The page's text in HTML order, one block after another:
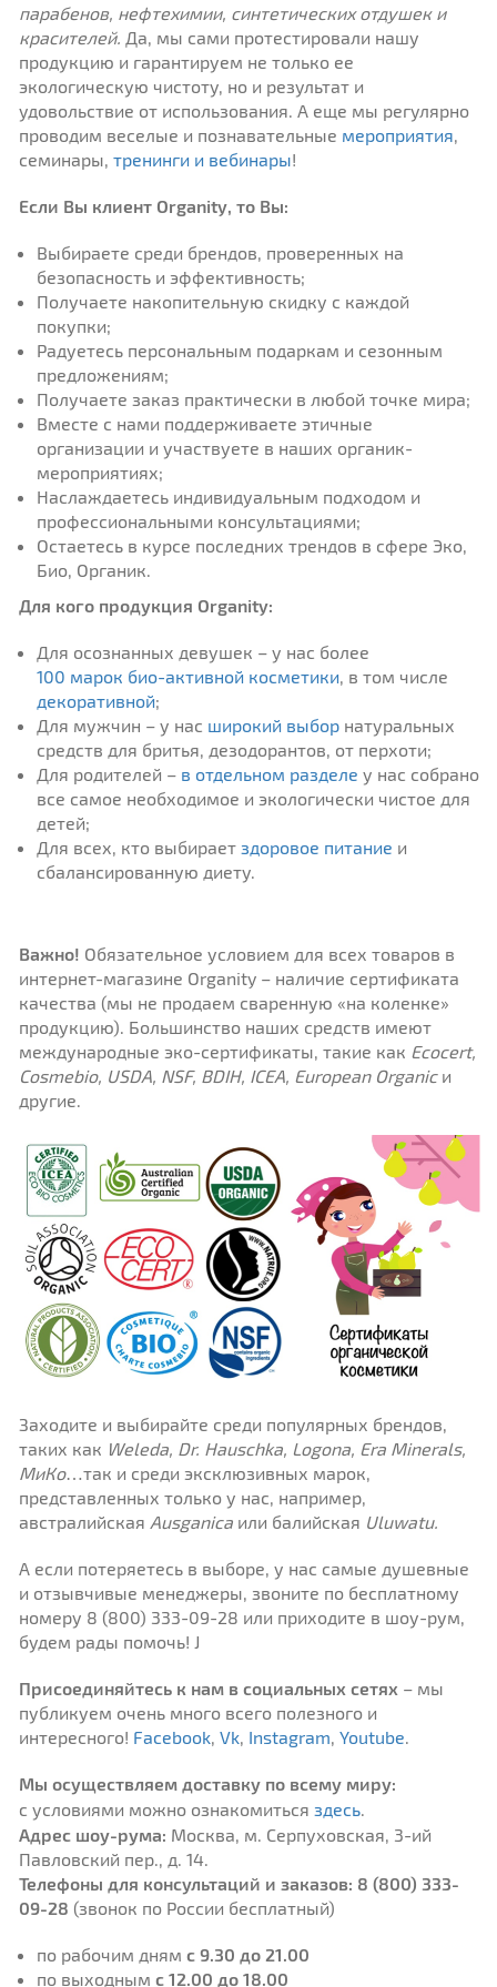
парабенов, нефтехимии, синтетических отдушек и
красителей. Да, мы сами протестировали нашу
продукцию и гарантируем не только ее
экологическую чистоту, но и результат и
удовольствие от использования. А еще мы регулярно
проводим веселые и познавательные мероприятия
семинары, тренинги и вебинары!
Если Вы клиент Organity , то Вы:
Выбираете среди брендов, проверенных на
безопасность и эффективность;
Получаете накопительную скидку с каждой
покупки;
Радуетесь персональным подаркам и сезонным
предложениям;
Получаете заказ практически в любой точке мира;
Вместе с нами поддерживаете этичные
организации и участвуете в наших органик-
мероприятиях;
Наслаждаетесь индивидуальным подходом и
профессиональными консультациями;
Остаетесь в курсе последних трендов в сфере Эко,
Био, Органик.
Для кого продукция Organity:
Для осознанных девушек – у нас более
100 марок био-активной косметики , в том числе
декоративной;
Для мужчин – у нас широкий выбор натуральных
средств для бритья, дезодорантов, от перхоти;
Для родителей – в отдельном разделе у нас собрано
все самое необходимое и экологически чистое для
детей;
Для всех, кто выбирает здоровое питание и
сбалансированную диету.
Важно! Обязательное условием для всех товаров в
интернет-магазине Organity – наличие сертификата
качества (мы не продаем сваренную «на коленке»
продукцию). Большинство наших средств имеют
международные эко-сертификаты, такие как Ecocert,
Cosmebio, USDA, NSF, BDIH, ICEA, European Organicи
другие.
Заходите и выбирайте среди популярных брендов,
таких как Weleda, Dr. Hauschka, Logona, Era Minerals,
МиКо…так и среди эксклюзивных марок,
представленных только у нас, например,
австралийская Ausganica или балийская Uluwatu.
А если потеряетесь в выборе, у нас самые душевные
и отзывчивые менеджеры, звоните по бесплатному
номеру 8 (800) 333-09-28 или приходите в шоу-рум,
будем рады помочь! J
Присоединяйтесь к нам в социальных сетях – мы
публикуем очень много всего полезного и
интересного! Facebook, Vk, Instagram, Youtube.
Мы осуществляем доставку по всему миру:
c условиями можно ознакомиться здесь.
Адрес шоу-рума: Москва, м. Серпуховская, 3-ий
Павловский пер., д. 14.
Телефоны для консультаций и заказов: 8 (800) 333-
09-28 (звонок по России бесплатный)
по рабочим дням с 9.30 до 21.00
по выходным с 12.00 до 18.00